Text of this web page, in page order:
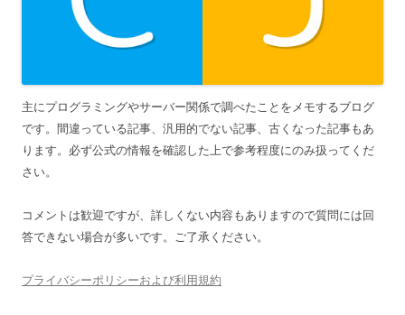
主にプログラミングやサーバー関係で調べたことをメモするブログ
です。間違っている記事、汎用的でない記事、古くなった記事もあ
ります。必ず公式の情報を確認した上で参考程度にのみ扱ってくだ
さい。
コメントは歓迎ですが、詳しくない内容もありますので質問には回
答できない場合が多いです。ご了承ください。
プライバシーポリシーおよび利用規約